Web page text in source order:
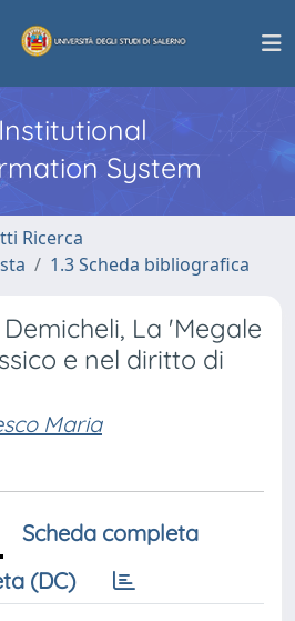
Institutional
System
Ricerca
1.3 Scheda bibliografica
Demicheli, La 'Megale
e nel diritto di
Maria
Scheda completa
(DC)